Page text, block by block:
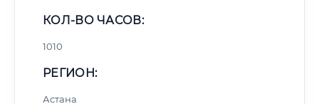
КОЛ-ВО ЧАСОВ:
1010
РЕГИОН:
Астана